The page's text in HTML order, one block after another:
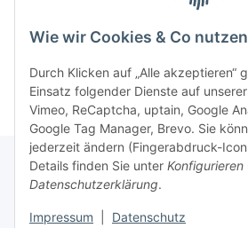
Wie wir Cookies & Co nutzen
Durch Klicken auf „Alle akzeptieren“
Einsatz folgender Dienste auf
Vimeo, ReCaptcha, uptain, Google
Google Tag Manager, Brevo. Sie
jederzeit ändern (Fingerabdruck-
Details finden Sie unter Konfigurieren
Datenschutzerklärung.
Impressum Datenschutz
11,99 € *
große